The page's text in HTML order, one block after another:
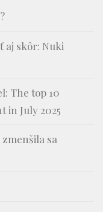
aj skôr: Nuki
The top 10
in July 2025
sa